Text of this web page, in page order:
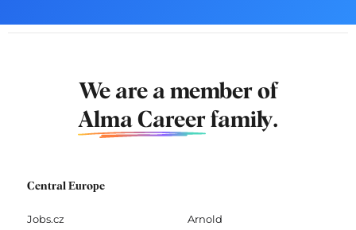
We are a member of
Alma Career family.
Central Europe
Jobs.cz
Arnold